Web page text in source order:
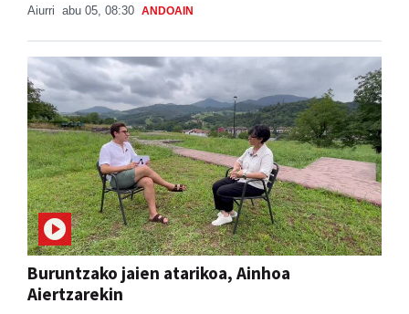
Aiurri abu 05, 08:30 ANDOAIN
Buruntzako jaien atarikoa, Ainhoa
Aiertzarekin